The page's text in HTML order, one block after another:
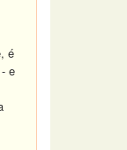
é
e